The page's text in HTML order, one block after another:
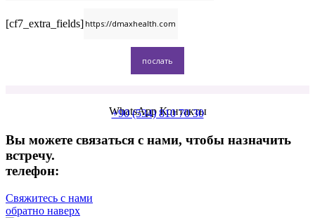
[cf7_extra_fields]
WhatsApp Контакты
+90 (534) 810 70 30
Вы можете связаться с нами, чтобы назначить
встречу.
телефон:
Свяжитесь с нами
обратно наверх